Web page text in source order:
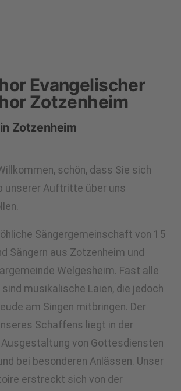
Evangelischer
Zotzenheim
Zotzenheim
schön, dass Sie sich
unserer Auftritte über uns
Sängergemeinschaft von 15
Sängern aus Zotzenheim und
Welgesheim. Fast alle
musikalische Laien, die jedoch
am Singen mitbringen. Der
Schaffens liegt in der
von Gottesdiensten
bei besonderen Anlässen. Unser
erstreckt sich von der